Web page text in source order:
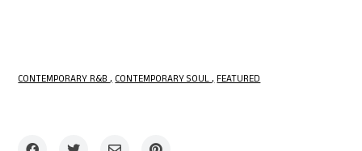
CONTEMPORARY R&B CONTEMPORARY SOUL FEATURED